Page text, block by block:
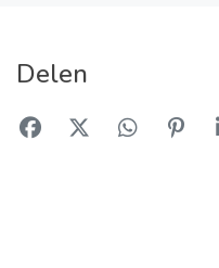
Delen